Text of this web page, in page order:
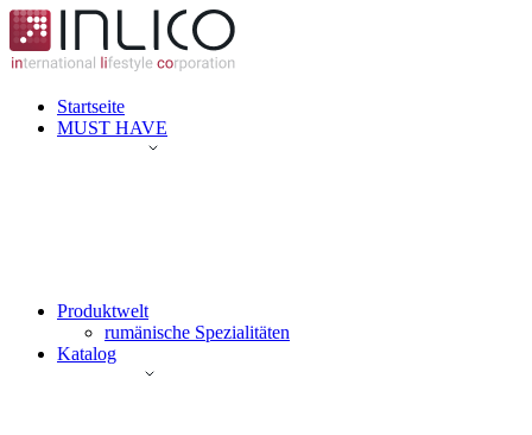
Startseite
MUST HAVE
Produktwelt
rumänische Spezialitäten
Katalog